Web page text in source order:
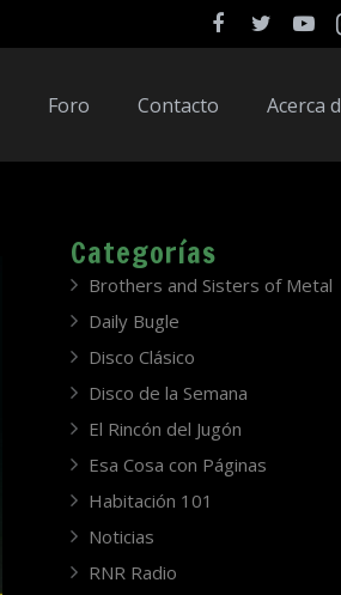
Foro Contacto Acerca
Categorías
Brothers and Sisters of Metal
Daily Bugle
Disco Clásico
Disco de la Semana
El Rincón del Jugón
Esa Cosa con Páginas
Habitación 101
Noticias
RNR Radio